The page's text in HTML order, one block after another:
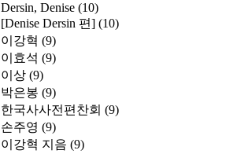
Dersin, Denise (10)
[Denise Dersin 편] (10)
이강혁 (9)
이효석 (9)
이상 (9)
박은봉 (9)
한국사사전편찬회 (9)
손주영 (9)
이강혁 지음 (9)